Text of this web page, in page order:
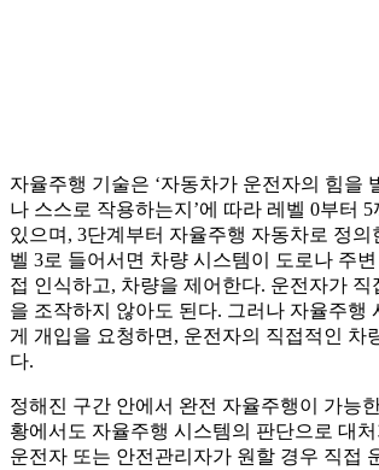
자율주행 기술은 ‘자동차가 운전자의 힘을
나 스스로 작용하는지’에 따라 레벨 0부터
있으며, 3단계부터 자율주행 자동차로 정의
벨 3로 들어서면 차량 시스템이 도로나 주
접 인식하고, 차량을 제어한다. 운전자가 직
을 조작하지 않아도 된다. 그러나 자율주행
게 개입을 요청하면, 운전자의 직접적인 차
다.
정해진 구간 안에서 완전 자율주행이 가능
황에서도 자율주행 시스템의 판단으로 대
운전자 또는 안전관리자가 원할 경우 직접